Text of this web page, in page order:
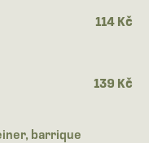
114 Kč
139 Kč
barrique